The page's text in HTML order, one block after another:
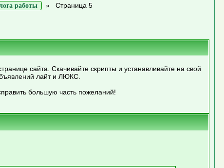
работы » Страница 5
сайта. Скачивайте скрипты и устанавливайте на свой
лайт и ЛЮКС.
большую часть пожеланий!